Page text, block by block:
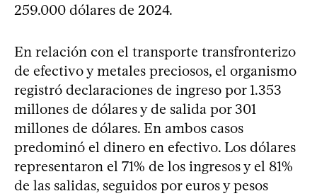
259.000 dólares de 2024.
En relación con el transporte transfronterizo
de efectivo y metales preciosos, el organismo
registró declaraciones de ingreso por 1.353
millones de dólares y de salida por 301
millones de dólares. En ambos casos
predominó el dinero en efectivo. Los dólares
representaron el 71% de los ingresos y el 81%
de las salidas, seguidos por euros y pesos